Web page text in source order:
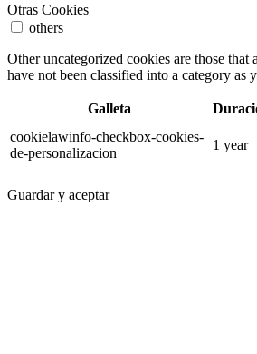
Otras Cookies
others
Other uncategorized cookies are those that
have not been classified into a category as
Galleta
cookielawinfo-checkbox-cookies-
de-personalizacion
1 year
Guardar y aceptar